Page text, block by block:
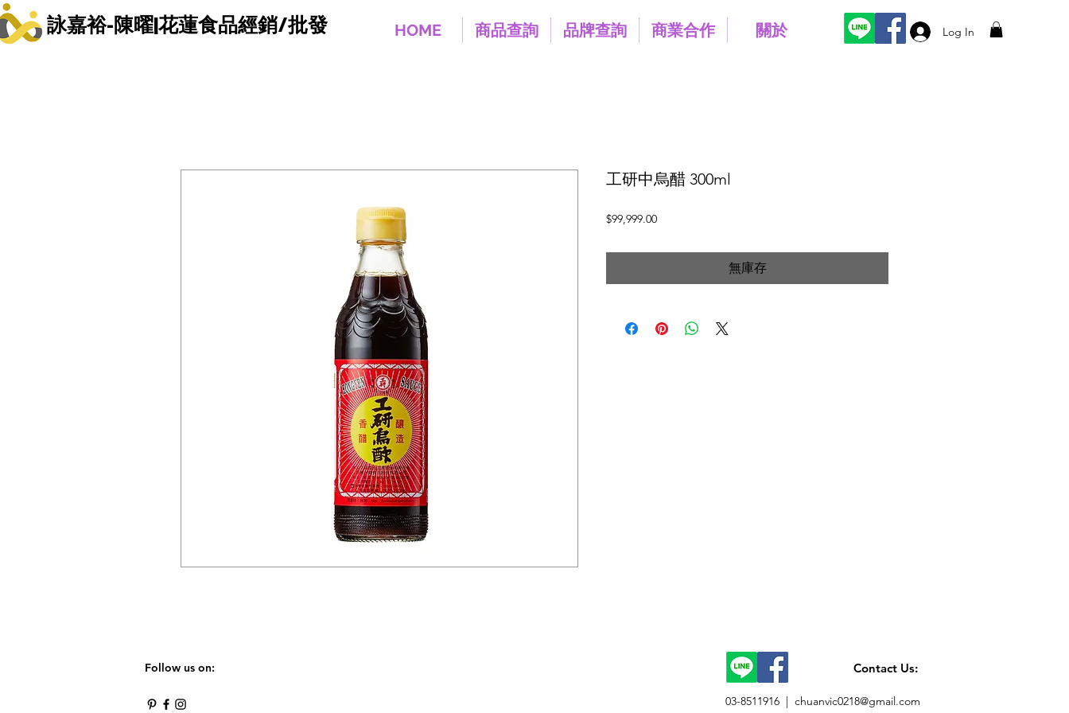
Log In
詠嘉裕-陳曜|花蓮食品經銷/批發 HOME 商品查詢 品牌查詢 商業合作 關於
工研中烏醋 300ml
$99,999.00價
無庫存
Follow us on: Contact Us:
03-8511916 | chuanvic0218@gmail.com